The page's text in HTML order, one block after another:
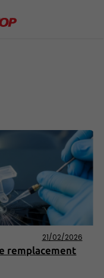
21/02/2026
remplacement